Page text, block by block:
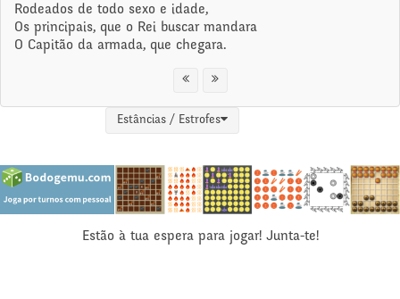
Rodeados de todo sexo e idade,
Os principais, que o Rei buscar mandara
O Capitão da armada, que chegara.
Estâncias / Estrofes
Estão à tua espera para jogar! Junta-te!